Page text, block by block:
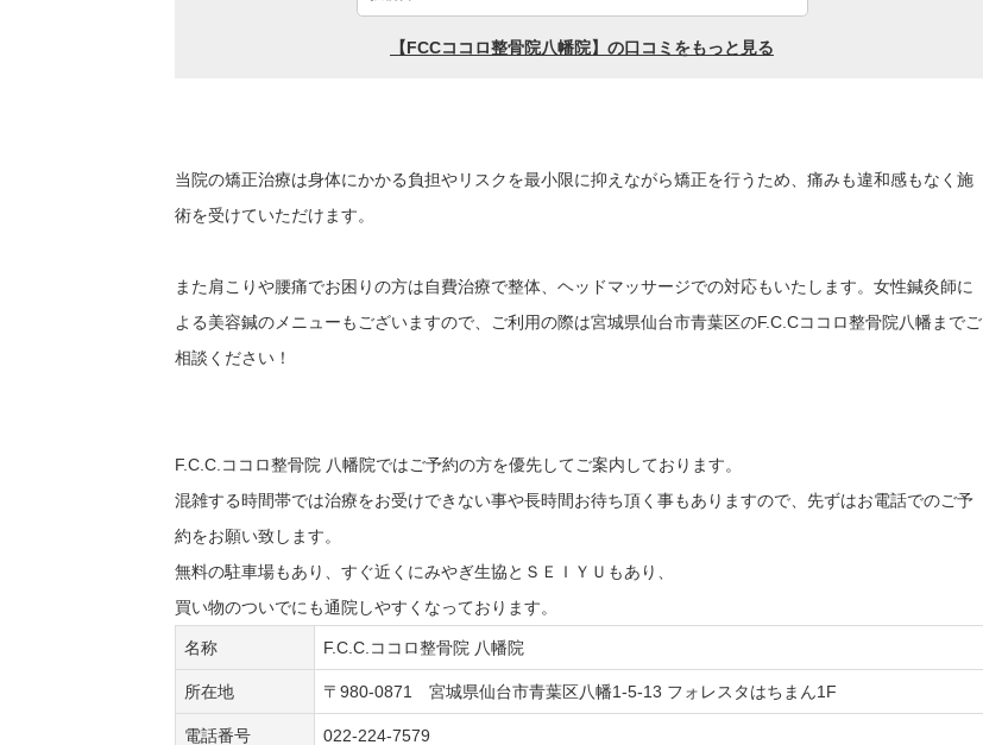
当院の矯正治療は身体にかかる負担やリスクを最小限に抑えながら矯正を行うため、痛みも違和感もなく施
術を受けていただけます。
また肩こりや腰痛でお困りの方は自費治療で整体、ヘッドマッサージでの対応もいたします。女性鍼灸師に
よる美容鍼のメニューもございますので、ご利用の際は宮城県仙台市青葉区のF.C.Cココロ整骨院八幡までご
相談ください！
F.C.C.ココロ整骨院 八幡院ではご予約の方を優先してご案内しております。
混雑する時間帯では治療をお受けできない事や長時間お待ち頂く事もありますので、先ずはお電話でのご予
約をお願い致します。
無料の駐車場もあり、すぐ近くにみやぎ生協とＳＥＩＹＵもあり、
買い物のついでにも通院しやすくなっております。
名称 F.C.C.ココロ整骨院 八幡院
所在地 〒980-0871 宮城県仙台市青葉区八幡1-5-13 フォレスタはちまん1F
電話番号 022-224-7579